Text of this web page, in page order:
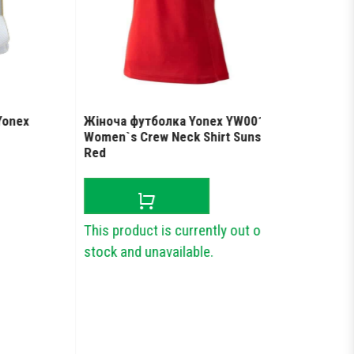
Жіноча футболка Yonex YW0010
Women`s Crew Neck Shirt Sunset
This product is currently out of
stock and unavailable.